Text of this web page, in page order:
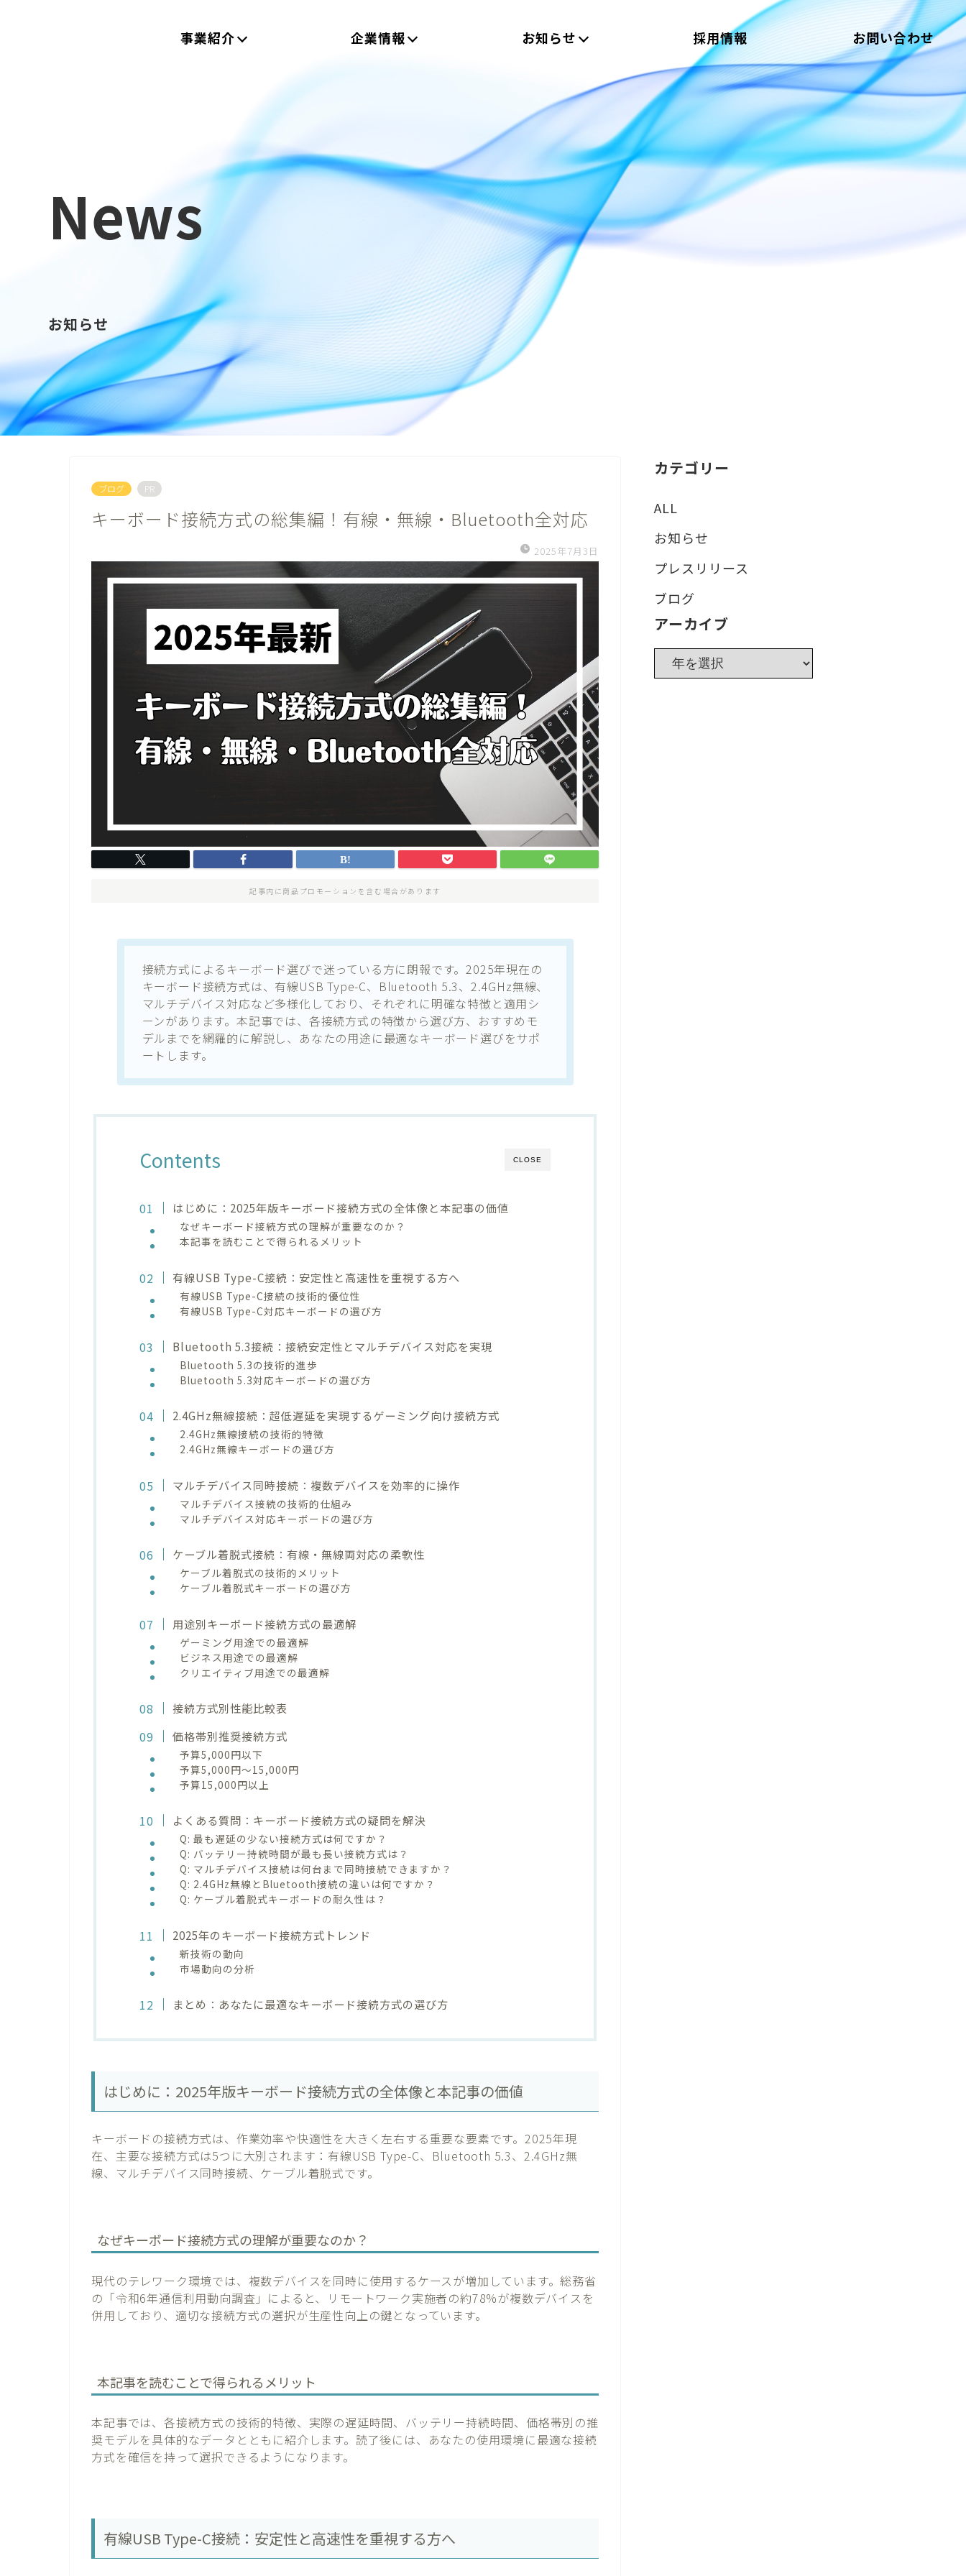
事業紹介 企業情報 お知らせ 採用情報 お問い合わせ
News
お知らせ
ブログ PR
キーボード接続方式の総集編！有線・無線・Bluetooth全対応
2025年7月3日
記事内に商品プロモーションを含む場合があります
接続方式によるキーボード選びで迷っている方に朗報です。2025年現在の
キーボード接続方式は、有線USB Type-C、Bluetooth 5.3、2.4GHz無線、
マルチデバイス対応など多様化しており、それぞれに明確な特徴と適用シ
ーンがあります。本記事では、各接続方式の特徴から選び方、おすすめモ
デルまでを網羅的に解説し、あなたの用途に最適なキーボード選びをサポ
ートします。
CLOSE
Contents
はじめに：2025年版キーボード接続方式の全体像と本記事の価値
なぜキーボード接続方式の理解が重要なのか？
本記事を読むことで得られるメリット
有線USB Type-C接続：安定性と高速性を重視する方へ
有線USB Type-C接続の技術的優位性
有線USB Type-C対応キーボードの選び方
Bluetooth 5.3接続：接続安定性とマルチデバイス対応を実現
Bluetooth 5.3の技術的進歩
Bluetooth 5.3対応キーボードの選び方
2.4GHz無線接続：超低遅延を実現するゲーミング向け接続方式
2.4GHz無線接続の技術的特徴
2.4GHz無線キーボードの選び方
マルチデバイス同時接続：複数デバイスを効率的に操作
マルチデバイス接続の技術的仕組み
マルチデバイス対応キーボードの選び方
ケーブル着脱式接続：有線・無線両対応の柔軟性
ケーブル着脱式の技術的メリット
ケーブル着脱式キーボードの選び方
用途別キーボード接続方式の最適解
ゲーミング用途での最適解
ビジネス用途での最適解
クリエイティブ用途での最適解
接続方式別性能比較表
価格帯別推奨接続方式
予算5,000円以下
予算5,000円～15,000円
予算15,000円以上
よくある質問：キーボード接続方式の疑問を解決
Q: 最も遅延の少ない接続方式は何ですか？
Q: バッテリー持続時間が最も長い接続方式は？
Q: マルチデバイス接続は何台まで同時接続できますか？
Q: 2.4GHz無線とBluetooth接続の違いは何ですか？
Q: ケーブル着脱式キーボードの耐久性は？
2025年のキーボード接続方式トレンド
新技術の動向
市場動向の分析
まとめ：あなたに最適なキーボード接続方式の選び方
はじめに：2025年版キーボード接続方式の全体像と本記事の価値
キーボードの接続方式は、作業効率や快適性を大きく左右する重要な要素です。2025年現
在、主要な接続方式は5つに大別されます：有線USB Type-C、Bluetooth 5.3、2.4GHz無
線、マルチデバイス同時接続、ケーブル着脱式です。
なぜキーボード接続方式の理解が重要なのか？
現代のテレワーク環境では、複数デバイスを同時に使用するケースが増加しています。総務省
の「令和6年通信利用動向調査」によると、リモートワーク実施者の約78%が複数デバイスを
併用しており、適切な接続方式の選択が生産性向上の鍵となっています。
本記事を読むことで得られるメリット
本記事では、各接続方式の技術的特徴、実際の遅延時間、バッテリー持続時間、価格帯別の推
奨モデルを具体的なデータとともに紹介します。読了後には、あなたの使用環境に最適な接続
方式を確信を持って選択できるようになります。
有線USB Type-C接続：安定性と高速性を重視する方へ
カテゴリー
ALL
お知らせ
プレスリリース
ブログ
アーカイブ